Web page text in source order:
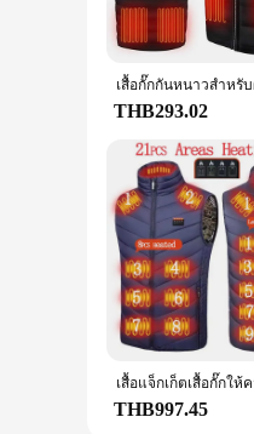
THB293.02
THB997.45